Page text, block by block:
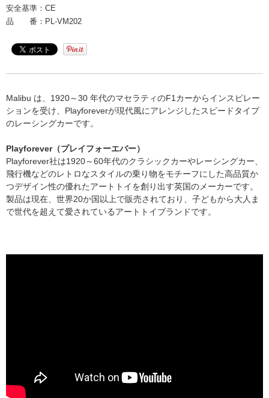
安全基準： CE
品 番： PL-VM202
Malibu は、1920～30 年代のマセラティのF1カーからインスピレー
ションを受け、Playforeverが現代風にアレンジしたスピードタイプ
のレーシングカーです。
Playforever（プレイフォーエバー）
Playforever社は1920～60年代のクラシックカーやレーシングカー、
飛行機などのレトロなスタイルの乗り物をモチーフにした高品質か
つデザイン性の優れたアートトイを創り出す英国のメーカーです。
製品は現在、世界20か国以上で販売されており、子どもから大人ま
で世代を超えて愛されているアートトイブランドです。